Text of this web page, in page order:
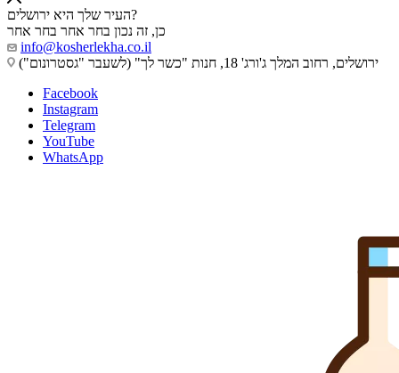
העיר שלך היא ירושלים?
כן, זה נכון בחר אחר בחר אחר
info@kosherlekha.co.il
ירושלים, רחוב המלך ג'ורג' 18, חנות "כשר לך" (לשעבר "גסטרונום")
Facebook
Instagram
Telegram
YouTube
WhatsApp